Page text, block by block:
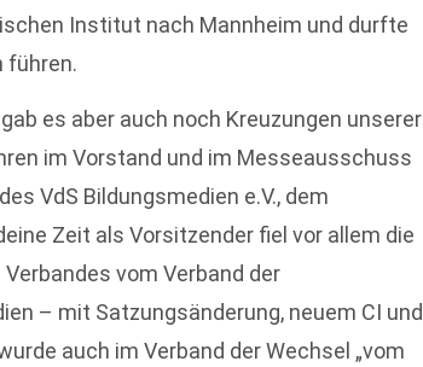
Institut nach Mannheim und durfte
führen.
es aber auch noch Kreuzungen unserer
im Vorstand und im Messeausschuss
VdS Bildungsmedien e.V., dem
Zeit als Vorsitzender fiel vor allem die
vom Verband der
– mit Satzungsänderung, neuem CI und
auch im Verband der Wechsel „vom